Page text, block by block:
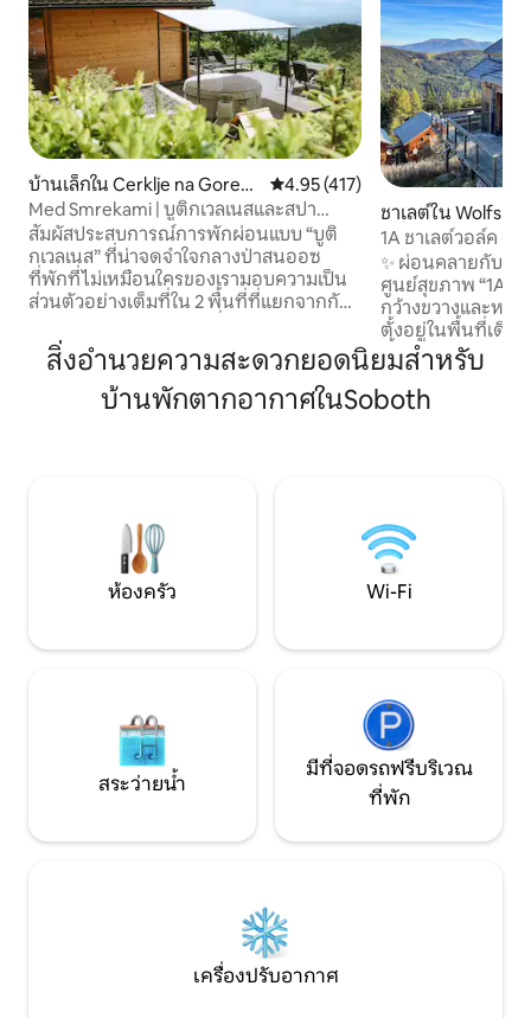
บ้านเล็กใน Cerklje na Gorenj
skem
คะแนนเฉลี่ย 4.95 จาก 5, 417 รีวิว
4.95 (417)
Med Smrekami | บูติกเวลเนสและสปา
สำหรับพักผ่อน
สัมผัสประสบการณ์การพักผ่อนแบบ “บูติ
กเวลเนส” ที่น่าจดจำใจกลางป่าสนออซ
ที่พักที่ไม่เหมือนใครของเรามอบความเป็น
ส่วนตัวอย่างเต็มที่ใน 2 พื้นที่ที่แยกจากกัน:
เก้าอี้นวดระดับพรีเมียม และโปรเจคเตอร์
ภาพยนตร์ในเตียง และห้องนั่งเล่นที่มีซาว
น่า เตาผิง และห้องครัวของตัวเอง ด้านหน้า
กระท่อมมีอ่างน้ำร้อนใต้ดวงดาวและ
RNO: 108171
ชาเลต์ใน
1A ชาเลต์วอล์ค -
ป่า และสุขภาพ
✨ ผ่อนคลายกับคร
ศูนย์สุขภาพ “1A
กว้างขวางและหรู
ตั้งอยู่ในพื้นที่เดินป่า
พื้นที่สปาแบบมีกร
และห้องอบไอน้ำอิ
พักได้สูงสุด 10 คน
บาร์บีคิว
สิ่งอำนวยความสะดวกยอดนิยมสำหรับ
บ้านพักตากอากาศในSoboth
ห้องครัว Wi-Fi
สระว่ายน้ำ
มีที่จอดรถฟรีบริเวณ
ที่พัก
เครื่องปรับอากาศ